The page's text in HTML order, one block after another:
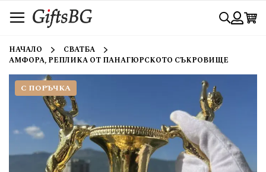
към
съдържанието
Търси
НАЧАЛО
СВАТБА
АМФОРА, РЕПЛИКА ОТ ПАНАГЮРСКОТО СЪКРОВИЩЕ
С ПОРЪЧКА